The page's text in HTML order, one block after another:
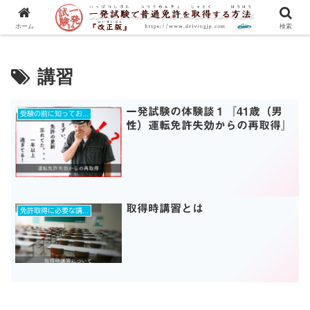
一発試験の流れから合格のコツまで、徹底解説！
講習
受験の前に知っておきたいコト！
一発試験の体験談１『41歳（男
性）運転免許失効からの再取得』
免許取得に必要な講習とは？ 取得時講習とは
ホーム 検索